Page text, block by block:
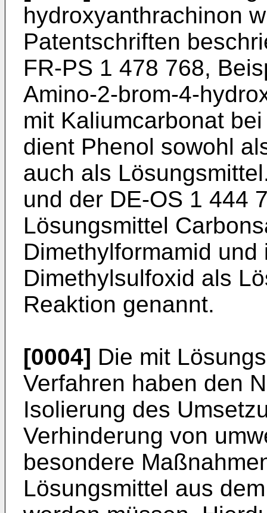
hydroxyanthrachinon
Patentschriften
FR-PS 1 478 768,
Amino-2-brom-4-
mit Kaliumcarbonat
dient Phenol sowohl
auch als
und der DE-OS 1 444
Lösungsmittel
Dimethylformamid
Dimethylsulfoxid als
Reaktion genannt.
[0004] Die mit
Verfahren haben den
Isolierung des
Verhinderung von
besondere
Lösungsmittel aus